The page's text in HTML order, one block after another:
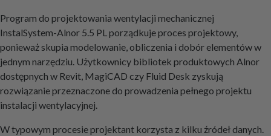
Program do projektowania wentylacji mechanicznej
InstalSystem-Alnor 5.5 PL porządkuje proces projektowy,
ponieważ skupia modelowanie, obliczenia i dobór elementów w
jednym narzędziu. Użytkownicy bibliotek produktowych Alnor
dostępnych w Revit, MagiCAD czy Fluid Desk zyskują
rozwiązanie przeznaczone do prowadzenia pełnego projektu
instalacji wentylacyjnej.
W typowym procesie projektant korzysta z kilku źródeł danych.